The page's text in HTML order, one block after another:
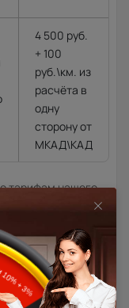
4 500 руб.
+ 100
руб.\км. из
расчёта в
одну
сторону от
МКАД\КАД
тарифам нашего
через запрос с
интернет-